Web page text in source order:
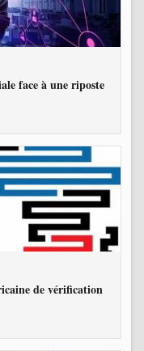
face à une riposte
de vérification